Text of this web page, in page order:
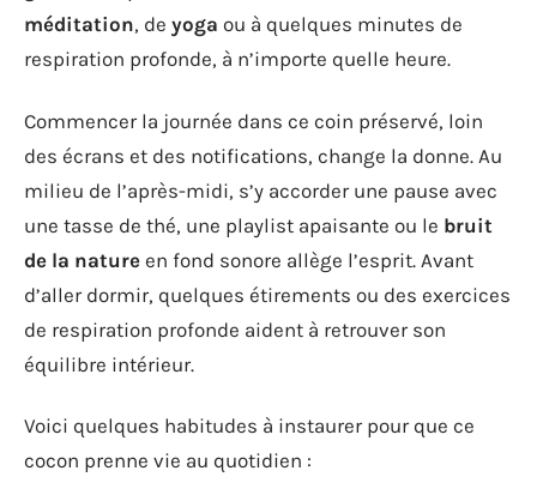
méditation, de yoga ou à quelques minutes de
respiration profonde, à n’importe quelle heure.
Commencer la journée dans ce coin préservé, loin
des écrans et des notifications, change la donne. Au
milieu de l’après-midi, s’y accorder une pause avec
une tasse de thé, une playlist apaisante ou le bruit
de la nature en fond sonore allège l’esprit. Avant
d’aller dormir, quelques étirements ou des exercices
de respiration profonde aident à retrouver son
équilibre intérieur.
Voici quelques habitudes à instaurer pour que ce
cocon prenne vie au quotidien :